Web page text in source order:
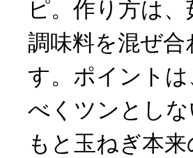
ピ。作り方は
調味料を混ぜ
す。ポイント
べくツンとし
もと玉ねぎ本